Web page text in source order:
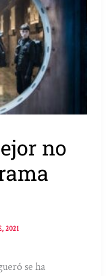
no
2021
se ha